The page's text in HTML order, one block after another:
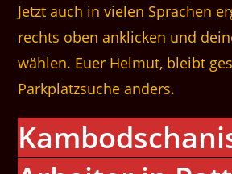
Jetzt auch in vielen Sprachen
rechts oben anklicken und
wählen. Euer Helmut, bleibt
Parkplatzsuche anders.